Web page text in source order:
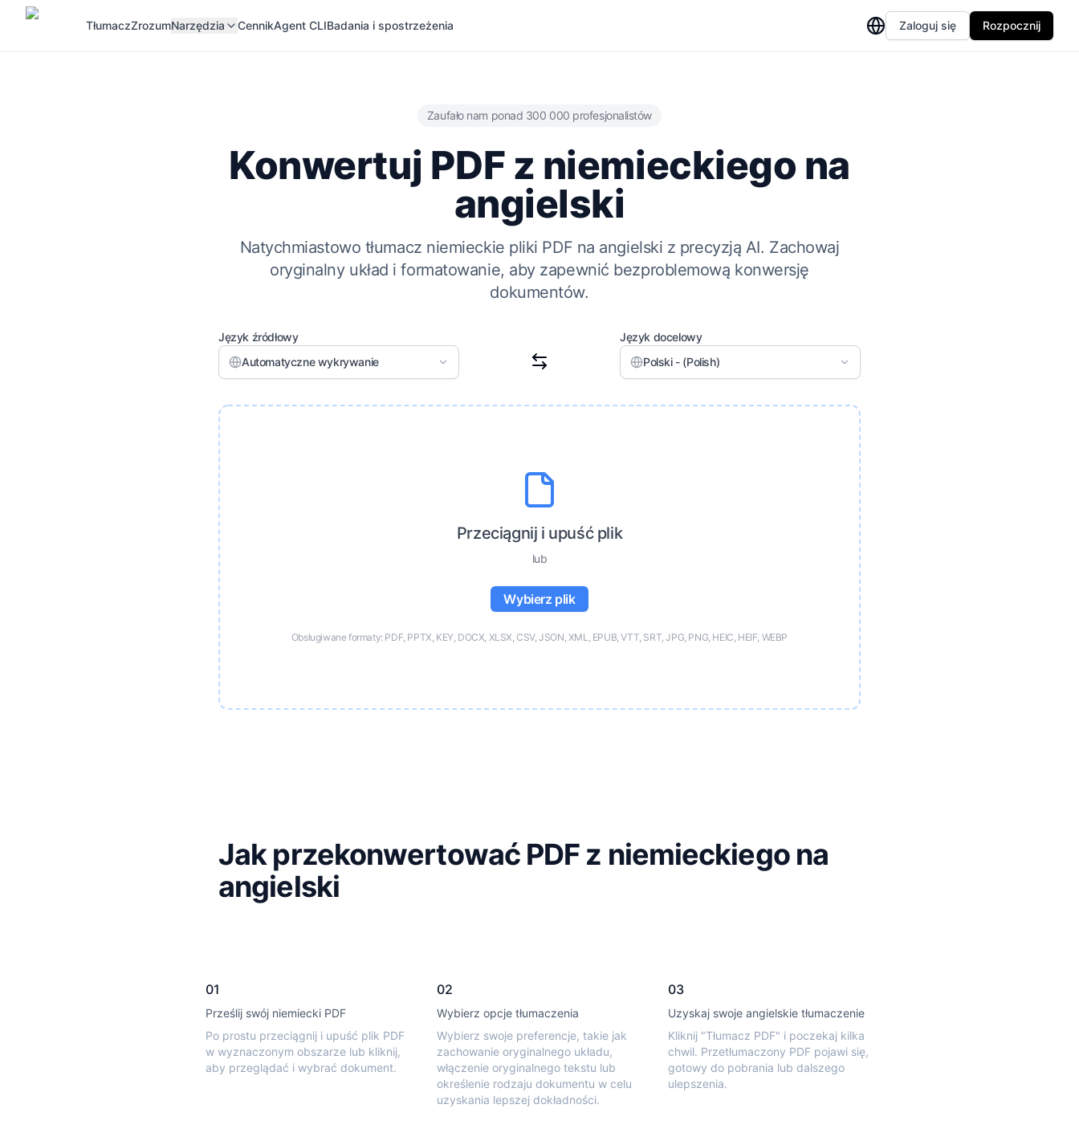
TłumaczZrozumNarzędzia CennikAgent CLIBadania i spostrzeżenia Zaloguj się Rozpocznij
Zaufało nam ponad 300 000 profesjonalistów
Konwertuj PDF z niemieckiego na
angielski
Natychmiastowo tłumacz niemieckie pliki PDF na angielski z precyzją AI. Zachowaj
oryginalny układ i formatowanie, aby zapewnić bezproblemową konwersję
dokumentów.
Język źródłowy
Automatyczne wykrywanie
Język docelowy
Polski - (Polish)
Przeciągnij i upuść plik
lub
Wybierz plik
Obsługiwane formaty: PDF, PPTX, KEY, DOCX, XLSX, CSV, JSON, XML, EPUB, VTT, SRT, JPG, PNG, HEIC, HEIF, WEBP
Jak przekonwertować PDF z niemieckiego na
angielski
01
Prześlij swój niemiecki PDF
Po prostu przeciągnij i upuść plik PDF
w wyznaczonym obszarze lub kliknij,
aby przeglądać i wybrać dokument.
02
Wybierz opcje tłumaczenia
Wybierz swoje preferencje, takie jak
zachowanie oryginalnego układu,
włączenie oryginalnego tekstu lub
określenie rodzaju dokumentu w celu
uzyskania lepszej dokładności.
03
Uzyskaj swoje angielskie tłumaczenie
Kliknij "Tłumacz PDF" i poczekaj kilka
chwil. Przetłumaczony PDF pojawi się,
gotowy do pobrania lub dalszego
ulepszenia.